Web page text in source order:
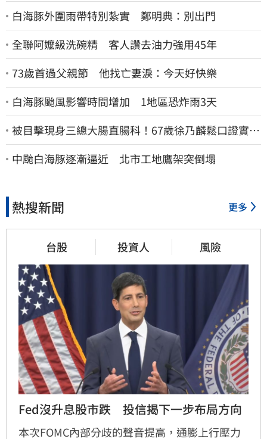
白海豚外圍雨帶特別紮實 鄭明典：別出門
全聯阿嬤級洗碗精 客人讚去油力強用45年
73歲首過父親節 他找亡妻淚：今天好快樂
白海豚颱風影響時間增加 1地區恐炸雨3天
被目擊現身三總大腸直腸科！67歲徐乃麟鬆口證實
了 真實體況曝光
中颱白海豚逐漸逼近 北市工地鷹架突倒塌
熱搜新聞 更多
台股 投資人 風險
Fed沒升息股市跌　投信揭下一步布局方向
本次FOMC內部分歧的聲音提高，通膨上行壓力